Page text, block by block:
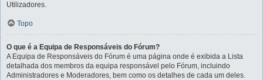
Utilizadores.
Topo
O que é a Equipa de Responsáveis do Fórum?
A Equipa de Responsáveis do Fórum é uma página onde é exibida a Lista
detalhada dos membros da equipa responsável pelo Fórum, incluindo
Administradores e Moderadores, bem como os detalhes de cada um deles.